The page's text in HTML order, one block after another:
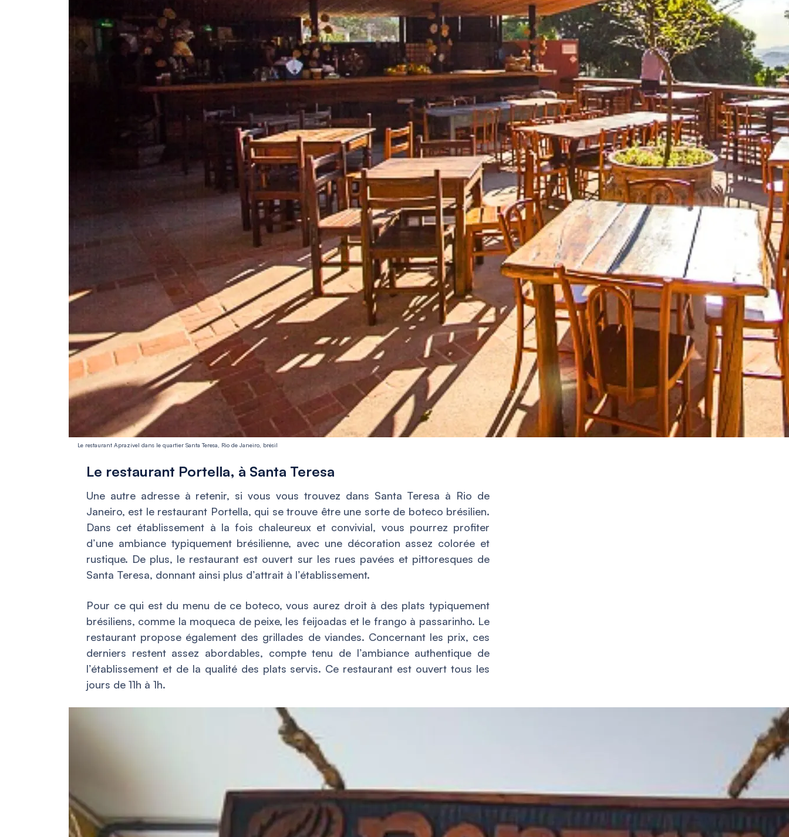
Le restaurant Aprazível dans le quartier Santa Teresa, Rio de Janeiro, brésil
Le restaurant Portella, à Santa Teresa
Une autre adresse à retenir, si vous vous trouvez dans Santa Teresa à Rio de
Janeiro, est le restaurant Portella, qui se trouve être une sorte de boteco brésilien.
Dans cet établissement à la fois chaleureux et convivial, vous pourrez profiter
d’une ambiance typiquement brésilienne, avec une décoration assez colorée et
rustique. De plus, le restaurant est ouvert sur les rues pavées et pittoresques de
Santa Teresa, donnant ainsi plus d’attrait à l’établissement.
Pour ce qui est du menu de ce boteco, vous aurez droit à des plats typiquement
brésiliens, comme la moqueca de peixe, les feijoadas et le frango à passarinho. Le
restaurant propose également des grillades de viandes. Concernant les prix, ces
derniers restent assez abordables, compte tenu de l’ambiance authentique de
l’établissement et de la qualité des plats servis. Ce restaurant est ouvert tous les
jours de 11h à 1h.